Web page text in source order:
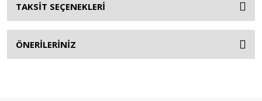
TAKSİT SEÇENEKLERİ
ÖNERİLERİNİZ